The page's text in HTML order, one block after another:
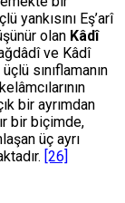
yankısını Eş’arî
olan Kâdî
ve Kâdî
sınıflamanın
bir ayrımdan
bir biçimde,
üç ayrı
[26]